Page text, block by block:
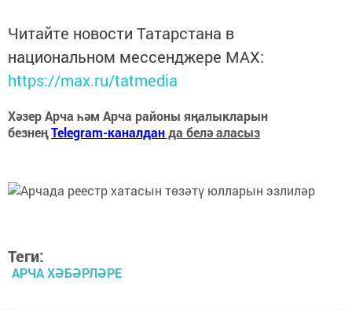
Читайте новости Татарстана в
национальном мессенджере MАХ:
https://max.ru/tatmedia
Хәзер Арча һәм Арча районы яңалыкларын
безнеңTelegram-каналданда белә аласыз
Теги:
АРЧА ХӘБӘРЛӘРЕ